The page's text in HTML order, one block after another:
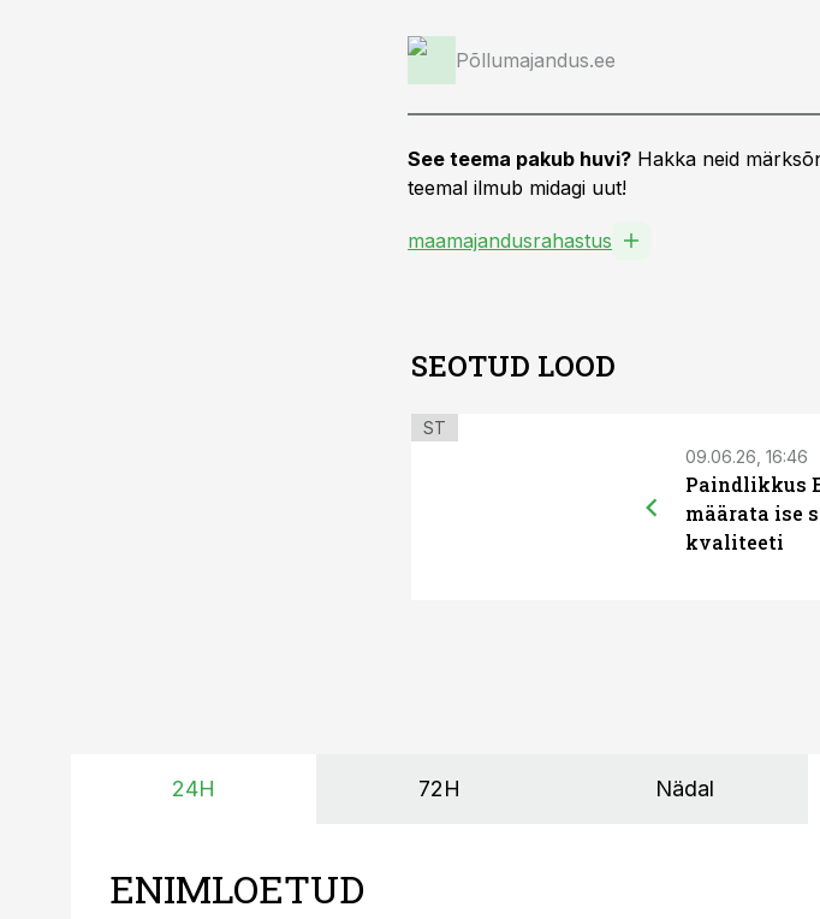
Põllumajandus.ee
See teema pakub huvi? Hakka neid
teemal ilmub midagi uut!
maamajandusrahastus
SEOTUD LOOD
ST
09.06.26, 16:46
Paindlikkus
määrata ise
kvaliteeti
24H 72H Nädal
ENIMLOETUD